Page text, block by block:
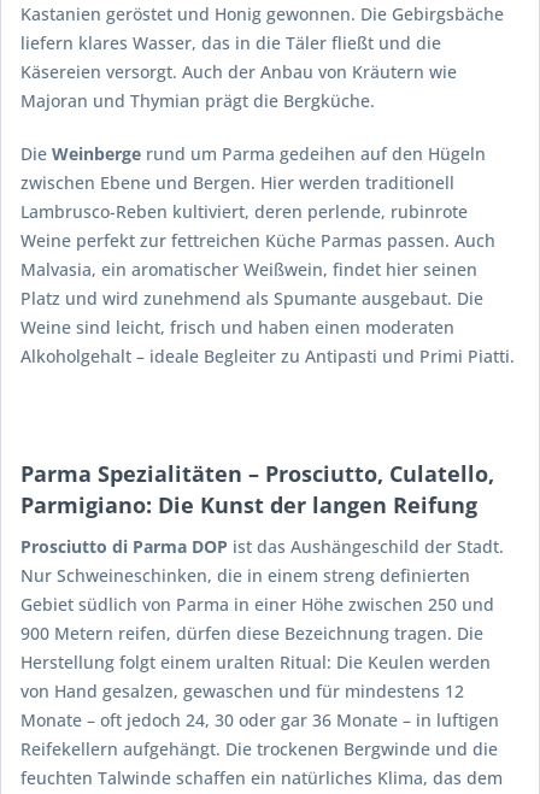
Kastanien geröstet und Honig gewonnen. Die Gebirgsbäche
liefern klares Wasser, das in die Täler fließt und die
Käsereien versorgt. Auch der Anbau von Kräutern wie
Majoran und Thymian prägt die Bergküche.
Die Weinberge rund um Parma gedeihen auf den Hügeln
zwischen Ebene und Bergen. Hier werden traditionell
Lambrusco-Reben kultiviert, deren perlende, rubinrote
Weine perfekt zur fettreichen Küche Parmas passen. Auch
Malvasia, ein aromatischer Weißwein, findet hier seinen
Platz und wird zunehmend als Spumante ausgebaut. Die
Weine sind leicht, frisch und haben einen moderaten
Alkoholgehalt – ideale Begleiter zu Antipasti und Primi Piatti.
Parma Spezialitäten – Prosciutto, Culatello,
Parmigiano: Die Kunst der langen Reifung
Prosciutto di Parma DOP ist das Aushängeschild der Stadt.
Nur Schweineschinken, die in einem streng definierten
Gebiet südlich von Parma in einer Höhe zwischen 250 und
900 Metern reifen, dürfen diese Bezeichnung tragen. Die
Herstellung folgt einem uralten Ritual: Die Keulen werden
von Hand gesalzen, gewaschen und für mindestens 12
Monate – oft jedoch 24, 30 oder gar 36 Monate – in luftigen
Reifekellern aufgehängt. Die trockenen Bergwinde und die
feuchten Talwinde schaffen ein natürliches Klima, das dem